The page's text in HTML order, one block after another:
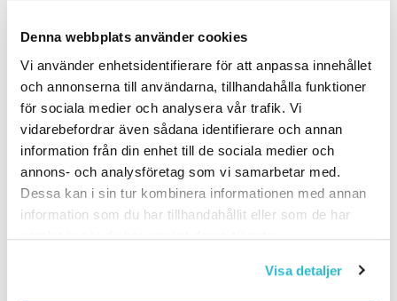
Denna webbplats använder cookies
Vi använder enhetsidentifierare för att anpassa innehållet
och annonserna till användarna, tillhandahålla funktioner
för sociala medier och analysera vår trafik. Vi
vidarebefordrar även sådana identifierare och annan
information från din enhet till de sociala medier och
annons- och analysföretag som vi samarbetar med.
Dessa kan i sin tur kombinera informationen med annan
information som du har tillhandahållit eller som de har
samlat in när du har använt deras tjänster.
Visa detaljer
PUBLICERAD 2023-07-04